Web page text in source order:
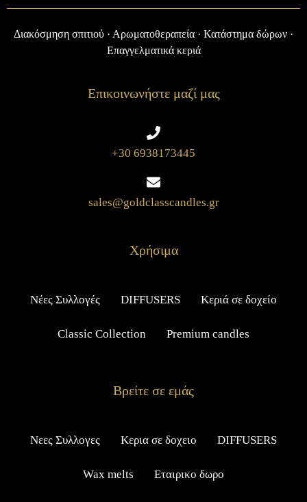
Διακόσμηση σπιτιού · Αρωματοθεραπεία · Κατάστημα δώρων ·
Επαγγελματικά κεριά
Επικοινωνήστε μαζί μας
+30 6938173445
sales@goldclasscandles.gr
Χρήσιμα
Νέες Συλλογές DIFFUSERS Κεριά σε δοχείο
Classic Collection Premium candles
Βρείτε σε εμάς
Νεες Συλλογες Κερια σε δοχειο DIFFUSERS
Wax melts Εταιρικο δωρο